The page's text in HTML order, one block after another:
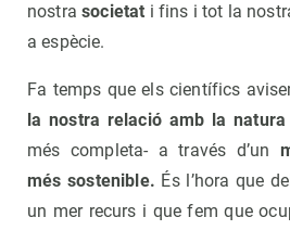
nostrasocietat i fins i tot la
a espècie.
Fa temps que els científics
la nostra relació amb la natura
més completa- a través d’un
més sostenible. És l’hora que
un mer recurs i que fem que